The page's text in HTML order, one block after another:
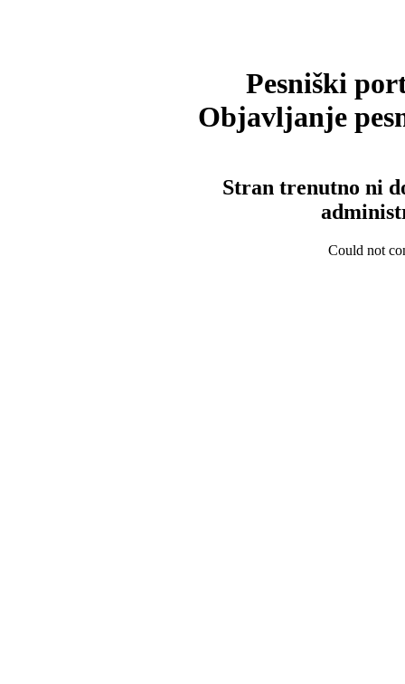
Pesniški
Objavljanje
Stran trenutno ni
Could not